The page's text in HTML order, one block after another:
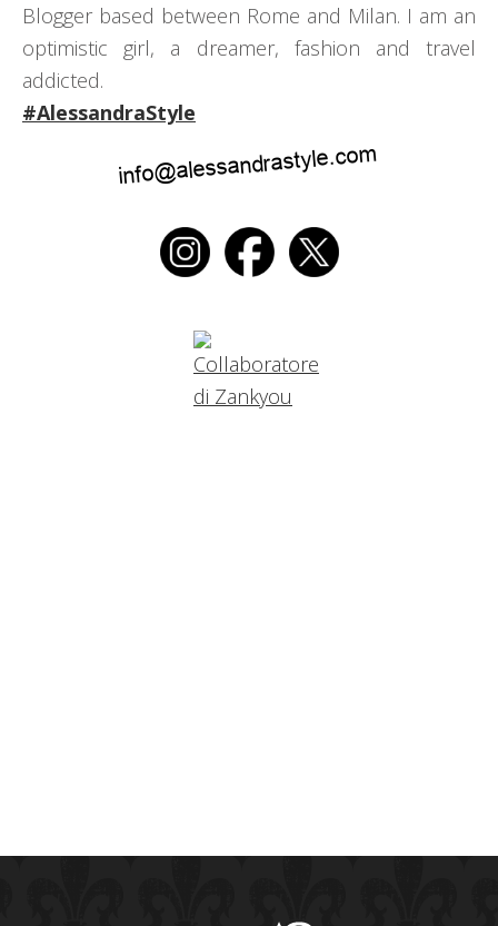
Blogger based between Rome and Milan. I am an
optimistic girl, a dreamer, fashion and travel
addicted.
#AlessandraStyle